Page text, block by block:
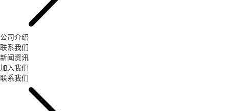
公司介绍
联系我们
新闻资讯
加入我们
联系我们